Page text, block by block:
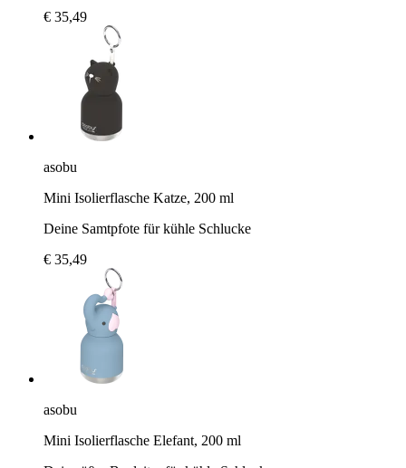
€ 35,49
asobu
Mini Isolierflasche Katze, 200 ml
Deine Samtpfote für kühle Schlucke
€ 35,49
asobu
Mini Isolierflasche Elefant, 200 ml